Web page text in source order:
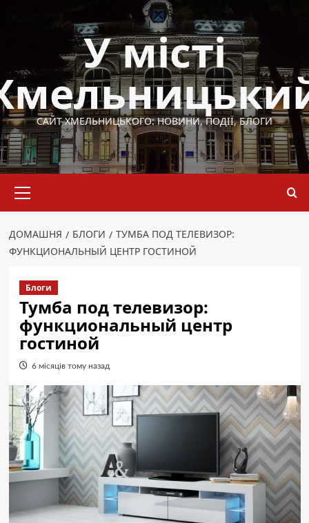
У місті
САЙТ ХМЕЛЬНИЦЬКОГО: НОВИНИ, ПОДІЇ, БЛОГИ
меню
ДОМАШНЯ БЛОГИ
ТУМБА ПОД ТЕЛЕВИЗОР:
ФУНКЦИОНАЛЬНЫЙ ЦЕНТР ГОСТИНОЙ
Блоги
Тумба под телевизор:
функциональный центр
гостиной
6 місяців тому назад